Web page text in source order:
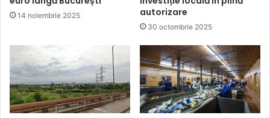
14 noiembrie 2025
autorizare
30 octombrie 2025